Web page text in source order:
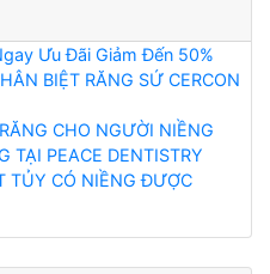
Ưu Đãi Giảm Đến 50%
BIỆT RĂNG SỨ CERCON
CHO NGƯỜI NIỀNG
TẠI PEACE DENTISTRY
TỦY CÓ NIỀNG ĐƯỢC